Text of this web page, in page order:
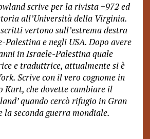
scrive per la rivista +972 ed
all’Università della Virginia.
vertono sull’estrema destra
e negli USA. Dopo avere
in Israele-Palestina quale
e traduttrice, attualmente si è
Scrive con il vero cognome in
Kurt, che dovette cambiare il
quando cercò rifugio in Gran
la seconda guerra mondiale.